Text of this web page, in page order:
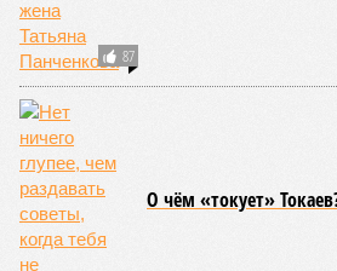
87
О чём «токует»